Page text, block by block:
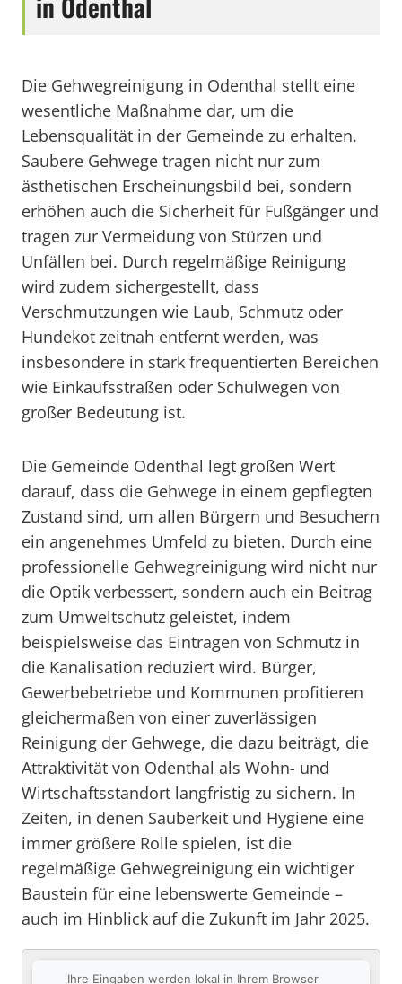
Die Gehwegreinigung in Odenthal stellt eine
wesentliche Maßnahme dar, um die
Lebensqualität in der Gemeinde zu erhalten.
Saubere Gehwege tragen nicht nur zum
ästhetischen Erscheinungsbild bei, sondern
erhöhen auch die Sicherheit für Fußgänger und
tragen zur Vermeidung von Stürzen und
Unfällen bei. Durch regelmäßige Reinigung
wird zudem sichergestellt, dass
Verschmutzungen wie Laub, Schmutz oder
Hundekot zeitnah entfernt werden, was
insbesondere in stark frequentierten Bereichen
wie Einkaufsstraßen oder Schulwegen von
großer Bedeutung ist.
Die Gemeinde Odenthal legt großen Wert
darauf, dass die Gehwege in einem gepflegten
Zustand sind, um allen Bürgern und Besuchern
ein angenehmes Umfeld zu bieten. Durch eine
professionelle Gehwegreinigung wird nicht nur
die Optik verbessert, sondern auch ein Beitrag
zum Umweltschutz geleistet, indem
beispielsweise das Eintragen von Schmutz in
die Kanalisation reduziert wird. Bürger,
Gewerbebetriebe und Kommunen profitieren
gleichermaßen von einer zuverlässigen
Reinigung der Gehwege, die dazu beiträgt, die
Attraktivität von Odenthal als Wohn- und
Wirtschaftsstandort langfristig zu sichern. In
Zeiten, in denen Sauberkeit und Hygiene eine
immer größere Rolle spielen, ist die
regelmäßige Gehwegreinigung ein wichtiger
Baustein für eine lebenswerte Gemeinde –
auch im Hinblick auf die Zukunft im Jahr 2025.
Ihre Eingaben werden lokal in Ihrem Browser